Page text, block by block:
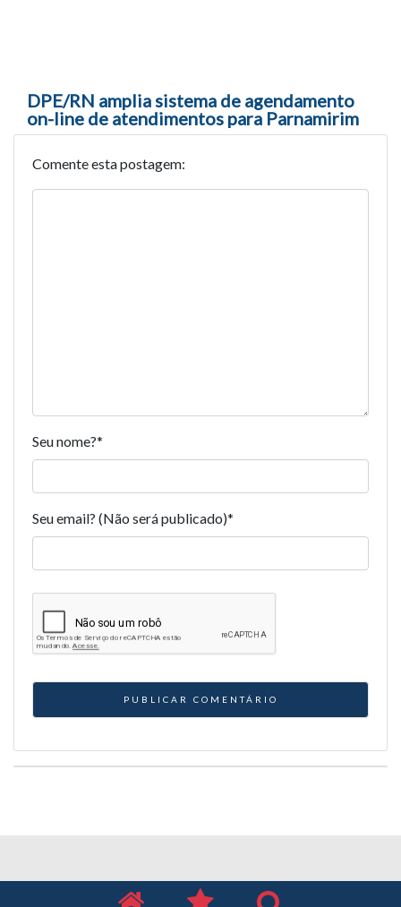
DPE/RN amplia sistema de agendamento
on-line de atendimentos para Parnamirim
Comente esta postagem:
Seu nome?*
Seu email? (Não será publicado)*